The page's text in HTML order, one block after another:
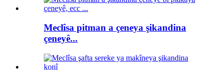
Meclîsa pitman a çeneya şikandina
çeneyê...